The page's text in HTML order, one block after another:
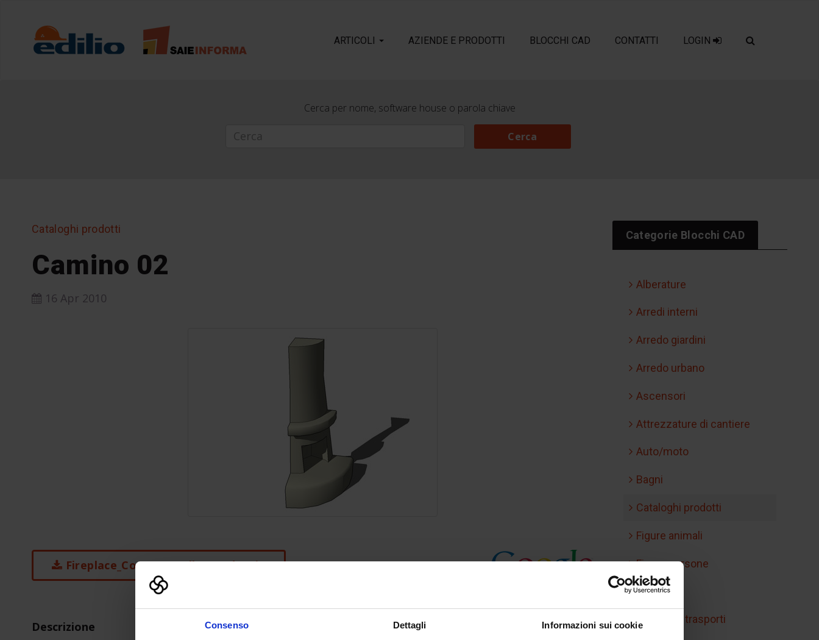
Consenso Dettagli Informazioni sui cookie
ARTICOLI AZIENDE E PRODOTTI BLOCCHI CAD CONTATTI LOGIN
Cerca per nome, software house o parola chiave
Cerca
Cataloghi prodotti
Camino 02
16 Apr 2010
Fireplace_Corner_Small_Round-1.zip
Descrizione
Categorie Blocchi CAD
Alberature
Arredi interni
Arredo giardini
Arredo urbano
Ascensori
Attrezzature di cantiere
Auto/moto
Bagni
Cataloghi prodotti
Figure animali
Figure persone
Handicap
Mobilità e trasporti